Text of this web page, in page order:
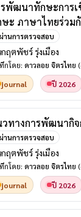
พัฒนาทักษะการเ
ะ ภาษาไทยร่วม
านการตรวจสอบ
ฤตพัชร์ รุ่งเมือง
กโดย: ดาวลอย จิตรไทย
journal
ปี 2026
ทางการพัฒนากิจ
านการตรวจสอบ
ฤตพัชร์ รุ่งเมือง
กโดย: ดาวลอย จิตรไทย
journal
ปี 2026